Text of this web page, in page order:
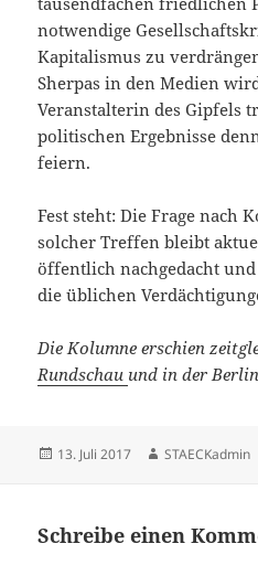
notwendige
Kapitalismus zu
Sherpas in den Medien
Veranstalterin des Gipfels
politischen Ergebnisse
feiern.
Fest steht: Die Frage nach
solcher Treffen bleibt
öffentlich nachgedacht
die üblichen
Die Kolumne erschien
Rundschau und in der
Veröffentlicht
13. Juli 2017 Autor
STAECKadmin
Schreibe einen